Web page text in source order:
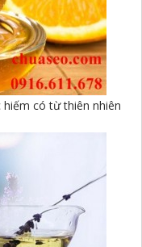
có từ thiên nhiên